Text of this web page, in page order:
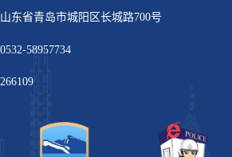
东省青岛市城阳区长城路700号
58957734